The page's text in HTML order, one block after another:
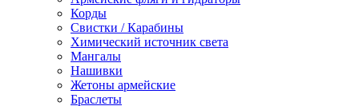
Корды
Свистки / Карабины
Химический источник света
Мангалы
Нашивки
Жетоны армейские
Браслеты